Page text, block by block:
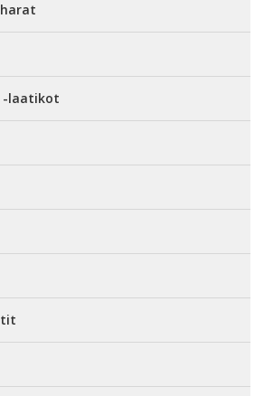
-laatikot